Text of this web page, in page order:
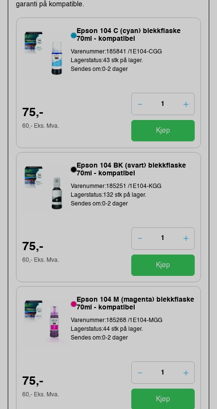
garanti på kompatible.
Epson 104 C (cyan) blekkflaske
70ml - kompatibel
Varenummer:185841 /1E104-CGG
Lagerstatus:43 stk på lager.
Sendes om:0-2 dager
75,-
60,- Eks. Mva.
Kjøp
Epson 104 BK (svart) blekkflaske
70ml - kompatibel
Varenummer:185251 /1E104-KGG
Lagerstatus:132 stk på lager.
Sendes om:0-2 dager
75,-
60,- Eks. Mva.
Kjøp
Epson 104 M (magenta) blekkflaske
70ml - kompatibel
Varenummer:185268 /1E104-MGG
Lagerstatus:44 stk på lager.
Sendes om:0-2 dager
75,-
60,- Eks. Mva.
Kjøp